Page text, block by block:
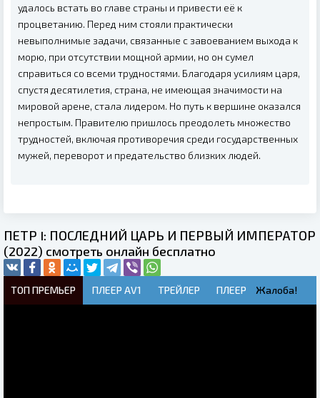
удалось встать во главе страны и привести её к
процветанию. Перед ним стояли практически
невыполнимые задачи, связанные с завоеванием выхода к
морю, при отсутствии мощной армии, но он сумел
справиться со всеми трудностями. Благодаря усилиям царя,
спустя десятилетия, страна, не имеющая значимости на
мировой арене, стала лидером. Но путь к вершине оказался
непростым. Правителю пришлось преодолеть множество
трудностей, включая противоречия среди государственных
мужей, переворот и предательство близких людей.
ПЕТР I: ПОСЛЕДНИЙ ЦАРЬ И ПЕРВЫЙ ИМПЕРАТОР
(2022) смотреть онлайн бесплатно
ТОП ПРЕМЬЕР ПЛЕЕР AV1 ТРЕЙЛЕР ПЛЕЕР Жалоба!